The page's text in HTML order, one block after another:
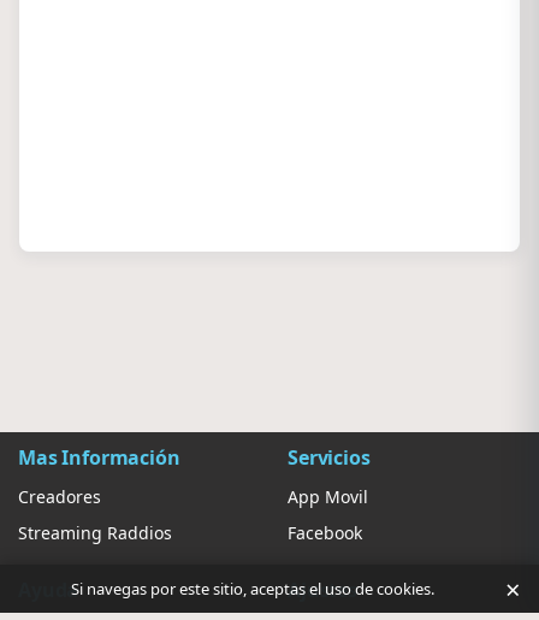
Mas Información
Creadores
Streaming Raddios
Servicios
App Movil
Facebook
Ayuda Ajustes
Si navegas por este sitio, aceptas el uso de cookies. ×